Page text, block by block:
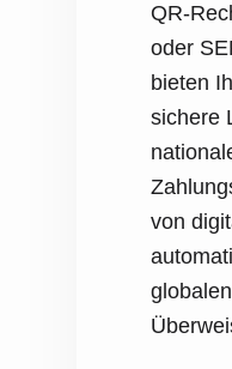
QR-
oder
bieten
sichere
von
globalen